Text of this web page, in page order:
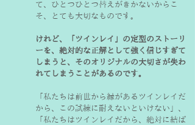
て、ひとつひとつ替えがきかないからこ
そ、とても大切なものです。
けれど、「ツインレイ」の定型のストーリ
ーを、絶対的な正解として強く信じすぎて
しまうと、そのオリジナルの大切さが失わ
れてしまうことがあるのです。
「私たちは前世から縁があるツインレイだ
から、この試練に耐えないといけない」、
「私たちはツインレイだから、絶対に結ば